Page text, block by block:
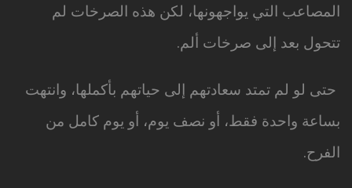
المصاعب التي يواجهونها، لكن هذه الصرخات لم
تتحول بعد إلى صرخات ألم.
حتى لو لم تمتد سعادتهم إلى حياتهم بأكملها، وانتهت
بساعة واحدة فقط، أو نصف يوم، أو يوم كامل من
الفرح.